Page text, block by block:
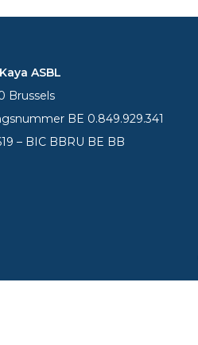
ASBL
Brussels
BE 0.849.929.341
– BIC BBRU BE BB